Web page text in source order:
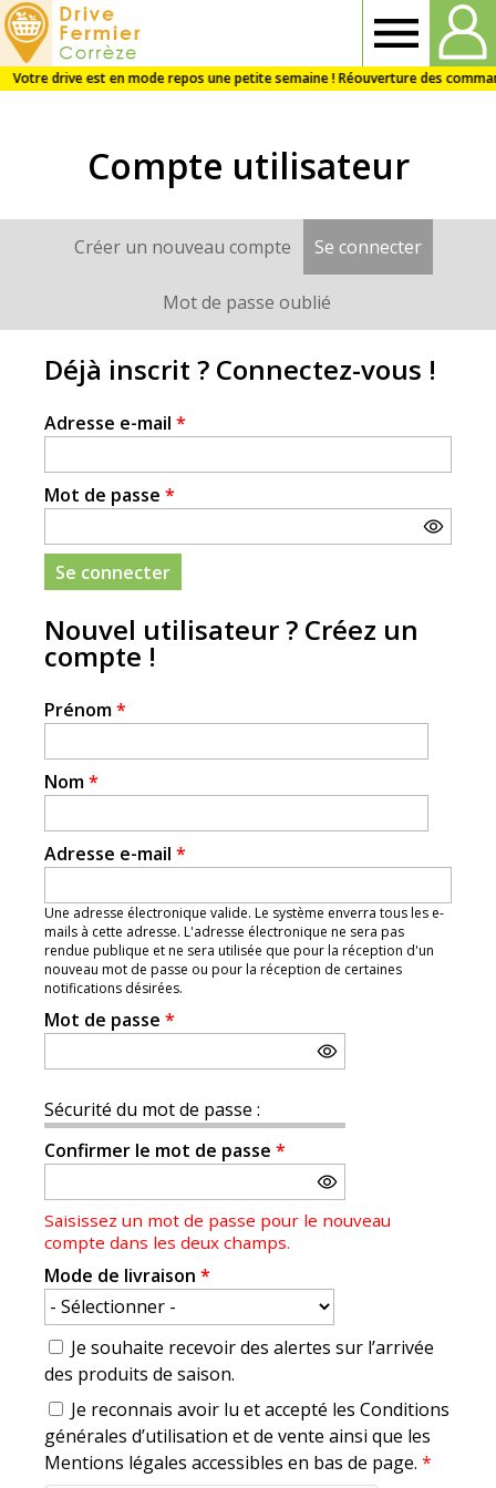
Corrèze
Compte utilisateur
OngletsCréer un nouveau compte Se connecter(onglet
Mot de passe oublié
Déjà inscrit ? Connectez-vous !
Adresse e-mail *
Mot de passe *
Nouvel utilisateur ? Créez un
compte !
Prénom*
Nom*
Adresse e-mail *
Une adresse électronique valide. Le système enverra tous les e-
mails à cette adresse. L'adresse électronique ne sera pas
rendue publique et ne sera utilisée que pour la réception d'un
nouveau mot de passe ou pour la réception de certaines
notifications désirées.
Mot de passe *
Sécurité du mot de passe :
Confirmer le mot de passe *
Saisissez un mot de passe pour le nouveau
compte dans les deux champs.
Mode de livraison *
Je souhaite recevoir des alertes sur l’arrivée
des produits de saison.
Je reconnais avoir lu et accepté les Conditions
générales d’utilisation et de vente ainsi que les
Mentions légales accessibles en bas de page. *